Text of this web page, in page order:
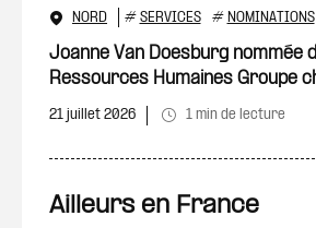
NORD # SERVICES # NOMINATIONS
Joanne Van Doesburg nommée
Ressources Humaines Groupe
21 juillet 2026 1 min de lecture
Ailleurs en France